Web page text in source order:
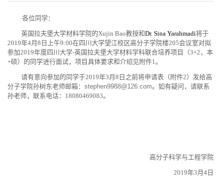
各位同学：
英国拉夫堡大学材料学院的Xujin Bao教授和Dr. Sina Yarahmadi将于
2019年4月 8 日上午9:00在四川大学望江校区高分子学院楼205会议室对拟
参加2019年度四川大学-英国拉夫堡大学材料学科联合培养项目（3+2 ，本
+硕）的同学进行面试，项目具体要求和介绍见附件1。
请有意向参加的同学于2019年3月 8 日之前将申请表（附件2）发给高
分子学院孙树东老师邮箱： stephen9988@126.com。如有疑问，请联系
孙老师，联系电话： 18080469083。
高分子科学与工程学院
2019年3月 4 日